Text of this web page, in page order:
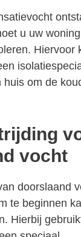
u uw
Hiervoor
huis om de
vocht
doorslaand
te beginnen
Hierbij